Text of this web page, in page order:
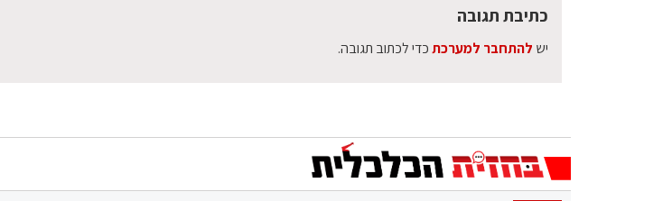
כתיבת תגובה
יש להתחבר למערכתכדי לכתוב תגובה.